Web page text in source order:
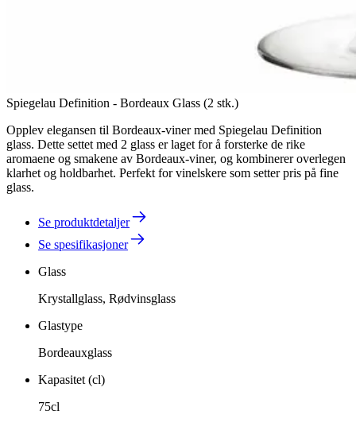
Spiegelau Definition - Bordeaux Glass (2 stk.)
Opplev elegansen til Bordeaux-viner med Spiegelau Definition
glass. Dette settet med 2 glass er laget for å forsterke de rike
aromaene og smakene av Bordeaux-viner, og kombinerer overlegen
klarhet og holdbarhet. Perfekt for vinelskere som setter pris på fine
glass.
Se produktdetaljer
Se spesifikasjoner
Glass
Krystallglass, Rødvinsglass
Glastype
Bordeauxglass
Kapasitet (cl)
75cl